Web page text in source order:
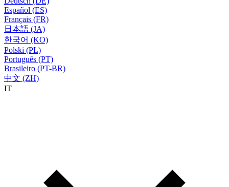
Español (ES)
Français (FR)
日本語 (JA)
한국어 (KO)
Polski (PL)
Português (PT)
Brasileiro (PT-BR)
中文 (ZH)
IT